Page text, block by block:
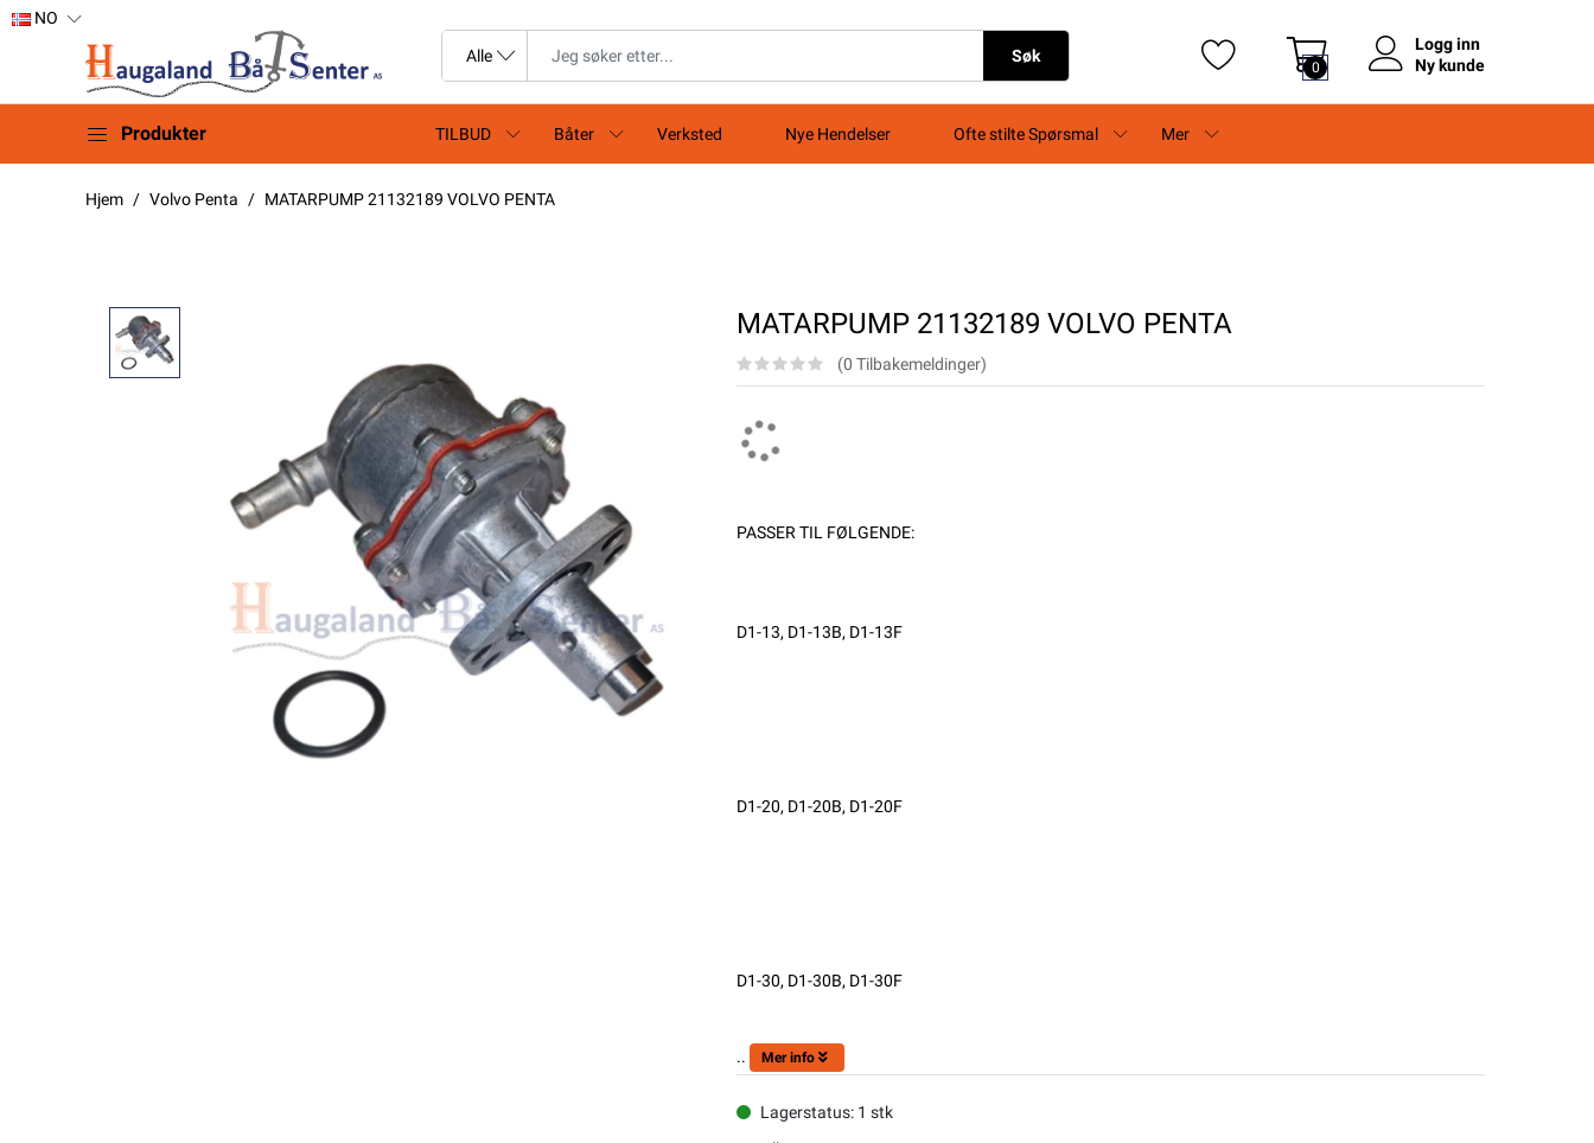
NO
Søk
0
Logg inn
Ny kunde
Produkter TILBUD Båter Verksted Nye Hendelser Ofte stilte Spørsmal Mer
Hjem Volvo Penta MATARPUMP 21132189 VOLVO PENTA
MATARPUMP 21132189 VOLVO PENTA
(0 Tilbakemeldinger)
PASSER TIL FØLGENDE:
D1-13, D1-13B, D1-13F
D1-20, D1-20B, D1-20F
D1-30, D1-30B, D1-30F
.. Mer info
Lagerstatus: 1 stk